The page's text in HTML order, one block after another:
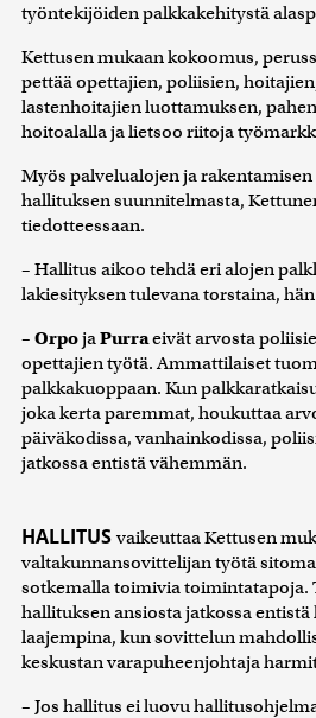
työntekijöiden palkkakehitystä
Kettusen mukaan kokoomus,
pettää opettajien, poliisien,
lastenhoitajien luottamuksen,
hoitoalalla ja lietsoo riitoja
Myös palvelualojen ja
hallituksen suunnitelmasta,
tiedotteessaan.
– Hallitus aikoo tehdä eri alojen
lakiesityksen tulevana torstaina,
– OrpojaPurraeivät arvosta
opettajien työtä. Ammattilaiset
palkkakuoppaan. Kun
joka kerta paremmat, houkuttaa
päiväkodissa, vanhainkodissa,
jatkossa entistä vähemmän.
HALLITUS vaikeuttaa Kettusen
valtakunnansovittelijan työtä
sotkemalla toimivia toimintatapoja.
hallituksen ansiosta jatkossa
laajempina, kun sovittelun
keskustan varapuheenjohtaja
– Jos hallitus ei luovu